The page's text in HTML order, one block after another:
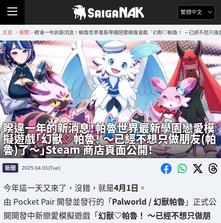
繁體中文
主頁 > 新聞 > 睽違一年的新消息！帕魯世界最新學園戀愛模擬遊戲「幻獸♡帕魯！ ～已經不想只做
睽違一年的新消息！帕魯世界最新學園戀愛模
擬遊戲「幻獸♡帕魯！ ～已經不想只做朋友(帕
魯)了～」Steam 商店頁面公開！
新聞 2025.04.01(Tue)
今年這一天又來了，沒錯，就是4月1日 。
由 Pocket Pair 開發並發行的「Palworld / 幻獸帕魯」正式公
開開發中新戀愛模擬遊戲「幻獸♡帕魯！ ～已經不想只做朋